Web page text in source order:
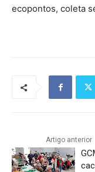
ecopontos, coleta
Artigo anterior